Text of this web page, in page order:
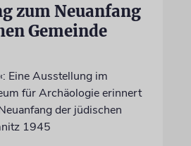
zum Neuanfang
Gemeinde
Eine Ausstellung im
für Archäologie erinnert
der jüdischen
1945